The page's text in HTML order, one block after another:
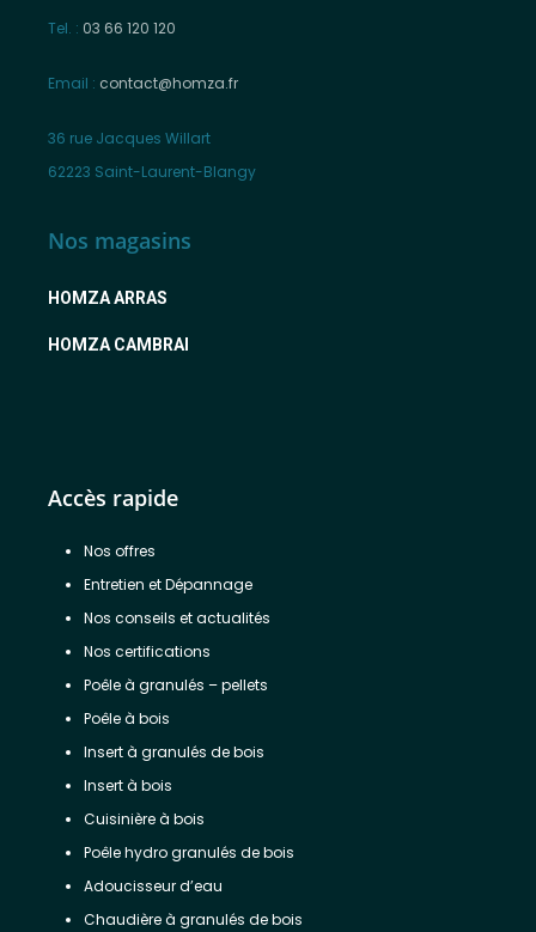
Tel. : 03 66 120 120
Email : contact@homza.fr
36 rue Jacques Willart
62223 Saint-Laurent-Blangy
Nos magasins
HOMZA ARRAS
HOMZA CAMBRAI
Accès rapide
Nos offres
Entretien et Dépannage
Nos conseils et actualités
Nos certifications
Poêle à granulés – pellets
Poêle à bois
Insert à granulés de bois
Insert à bois
Cuisinière à bois
Poêle hydro granulés de bois
Adoucisseur d’eau
Chaudière à granulés de bois